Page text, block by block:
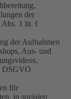
der
Abs. 1 lit. f
der Aufnahmen
Aus- und
DSGVO
für
in sozialen